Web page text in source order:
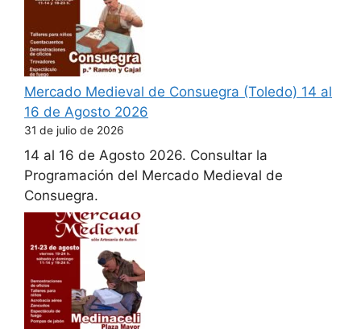
Mercado Medieval de Consuegra (Toledo) 14 al
16 de Agosto 2026
31 de julio de 2026
14 al 16 de Agosto 2026. Consultar la
Programación del Mercado Medieval de
Consuegra.